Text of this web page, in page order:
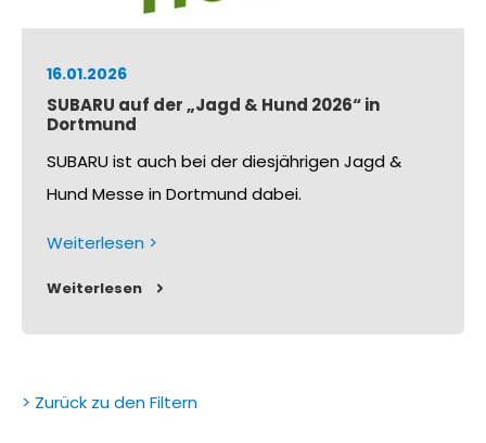
16.01.2026
SUBARU auf der „Jagd & Hund 2026“ in
Dortmund
SUBARU ist auch bei der diesjährigen Jagd &
Hund Messe in Dortmund dabei.
Weiterlesen >
Weiterlesen
> Zurück zu den Filtern